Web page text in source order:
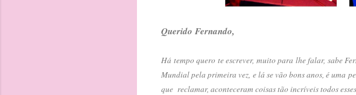
Querido Fernando,
Há tempo quero te escrever, muito para lhe falar, sabe
Mundial pela primeira vez, e lá se vão bons anos, é uma
que reclamar, aconteceram coisas tão incríveis todos